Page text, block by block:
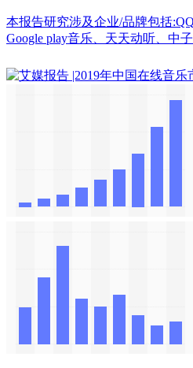
本报告研究涉及企业/品牌包括
Google play音乐、天天动听、中